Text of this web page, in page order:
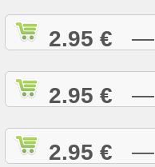
2.95 € —
2.95 € —
2.95 € —